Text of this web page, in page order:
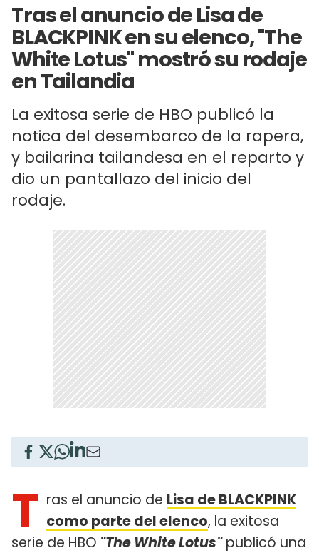
Tras el anuncio de Lisa de
BLACKPINK en su elenco, "The
White Lotus" mostró su rodaje
en Tailandia
La exitosa serie de HBO publicó la
notica del desembarco de la rapera,
y bailarina tailandesa en el reparto y
dio un pantallazo del inicio del
rodaje.
T ras el anuncio de Lisa de BLACKPINK
como parte del elenco, la exitosa
serie de HBO "The White Lotus"publicó una